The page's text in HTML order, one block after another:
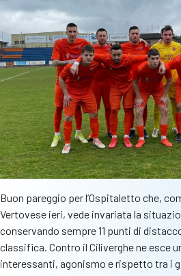
Buon pareggio per l’Ospitaletto che,
Vertovese ieri, vede invariata la
conservando sempre 11 punti di
classifica. Contro il Ciliverghe ne esce
interessanti, agonismo e rispetto tra i